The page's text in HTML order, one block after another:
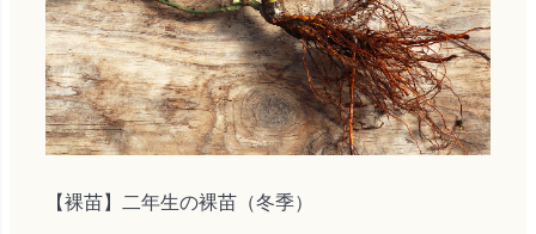
【裸苗】二年生の裸苗（冬季）